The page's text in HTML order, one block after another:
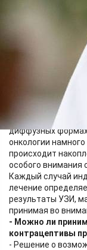
- Молочная
причин для
женщина ощущает
гормональных
того, болеть
клетка, например,
заболеваниях и
постоянно
- Может ли
- Рак молочной
так как факторов
диффузных
онкологии
происходит
особого внимания
Каждый случай
лечение
результаты УЗИ,
принимая во
- Можно ли
контрацептивы
- Решение о